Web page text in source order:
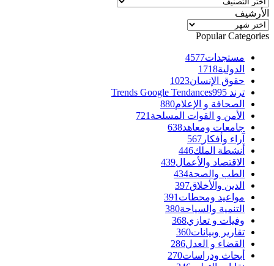
الأرشيف
الأرشيف
Popular Categories
مستجدات4577
الدولية1718
حقوق الإنسان1023
ترند Trends Google Tendances 995
الصحافة و الإعلام880
الأمن و القوات المسلحة 721
جامعات ومعاهد638
آراء وأفكار 567
أنشطة الملك446
الاقتصاد والأعمال439
الطب والصحة434
الدين والأخلاق397
مواعيد ومحطات 391
التنمية والسياحة380
وفيات و تعازي368
تقارير وبيانات360
القضاء و العدل286
أبحاث ودراسات270